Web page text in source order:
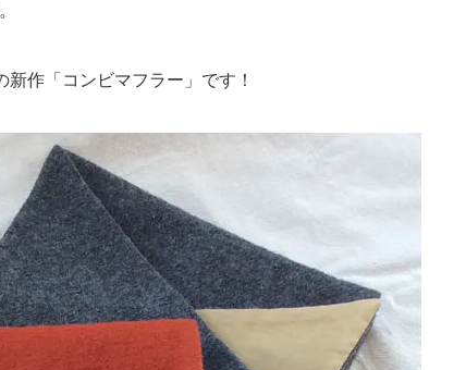
作「コンビマフラー」です！